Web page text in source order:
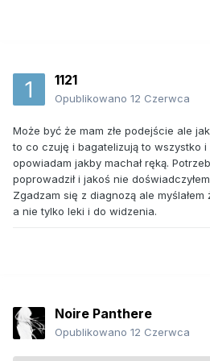
1121
Opublikowano 12 Czerwca
Może być że mam złe podejście ale
to co czuję i bagatelizują to wszystko i
opowiadam jakby machał ręką.
poprowadził i jakoś nie
Zgadzam się z diagnozą ale
a nie tylko leki i do widzenia.
Noire Panthere
Opublikowano 12 Czerwca